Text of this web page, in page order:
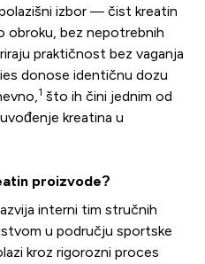
izbor — čist kreatin
obroku, bez nepotrebnih
praktičnost bez vaganja
donose identičnu dozu
1 što ih čini jednim od
kreatina u
proizvode?
interni tim stručnih
u području sportske
kroz rigorozni proces